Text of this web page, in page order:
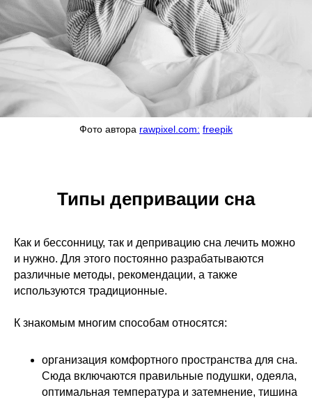
Фото автора rawpixel.com: freepik
Типы депривации сна
Как и бессонницу, так и депривацию сна лечить можно
и нужно. Для этого постоянно разрабатываются
различные методы, рекомендации, а также
используются традиционные.
К знакомым многим способам относятся:
организация комфортного пространства для сна.
Сюда включаются правильные подушки, одеяла,
оптимальная температура и затемнение, тишина